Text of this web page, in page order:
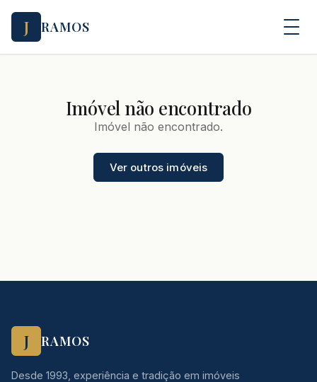
J RAMOS
Imóvel não encontrado
Imóvel não encontrado.
Ver outros imóveis
J RAMOS
Desde 1993, experiência e tradição em imóveis